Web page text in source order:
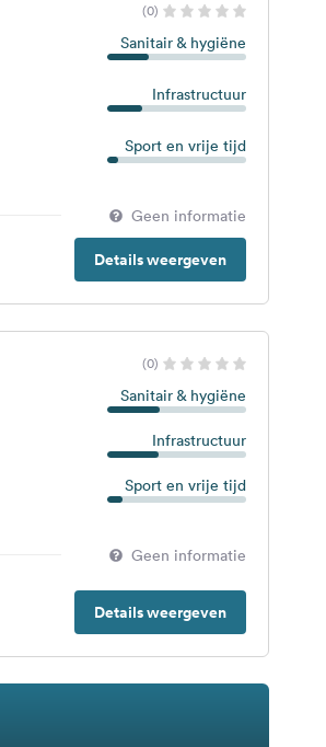
(0)
Sanitair & hygiëne
Infrastructuur
Sport en vrije tijd
Geen informatie
Details weergeven
(0)
Sanitair & hygiëne
Infrastructuur
Sport en vrije tijd
Geen informatie
Details weergeven